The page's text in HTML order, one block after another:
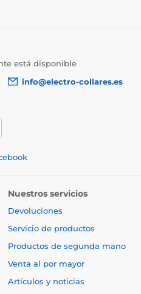
sobrescribe el anterior
AIR tiene suficiente
automáticamente
llegar donde ninguna
cm, peso 223 g
está disponible
info@electro-collares.es
Nuestros servicios
Devoluciones
Servicio de productos
Productos de segunda mano
Venta al por mayor
Artículos y noticias